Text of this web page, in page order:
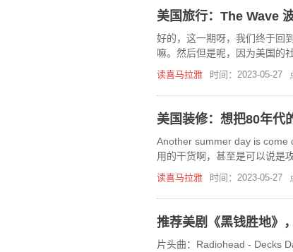
美国旅行：The Wave
好的，这一期呀，我们终于回
嘛。然后但是呢，因为美国的
的比较多，也有比较大的和国
读喜马拉雅 时间：2023-05-27
美国装修：想把80年代
Another summer day is come
用的干货啊，甚至是可以说是
程量这么大的，然后呢就是
读喜马拉雅 时间：2023-05-27
推荐美剧《黑钱胜地》
片头曲：Radiohead - Decks